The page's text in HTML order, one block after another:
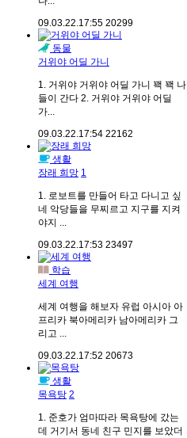
09.03.22.17:55 20299
동물
거위야 어딜 가니
1. 거위야 거위야 어딜 가니 꽥 꽥 나
들이 간다 2. 거위야 거위야 어딜
가...
09.03.22.17:54 22162
생활
장래 희망 1
1. 로보트를 만들어 타고 다니고 싶
네 악당들을 무찌르고 지구를 지켜
야지 ...
09.03.22.17:53 23497
학습
세계 여행
세계 여행을 해보자 유럽 아시아 아
프리카 북아메리카 남아메리카 그
리고 ...
09.03.22.17:52 20673
생활
목욕탕 2
1. 준호가 엄마따라 목욕탕에 갔는
데 거기서 동네 친구 민지를 보았더